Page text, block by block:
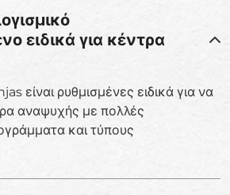
ειδικά για κέντρα
είναι ρυθμισμένες ειδικά για να
αναψυχής με πολλές
και τύπους